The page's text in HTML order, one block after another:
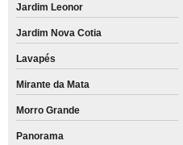
Jardim Leonor
Jardim Nova Cotia
Lavapés
Mirante da Mata
Morro Grande
Panorama